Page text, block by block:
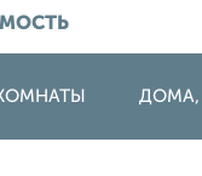
ДОМА,